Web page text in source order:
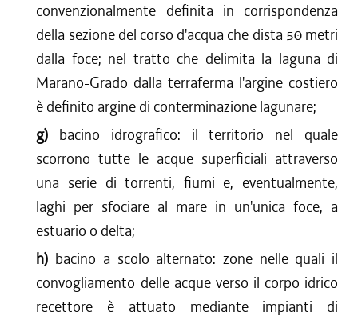
convenzionalmente definita in corrispondenza
della sezione del corso d'acqua che dista 50 metri
dalla foce; nel tratto che delimita la laguna di
Marano-Grado dalla terraferma l'argine costiero
è definito argine di conterminazione lagunare;
g) bacino idrografico: il territorio nel quale
scorrono tutte le acque superficiali attraverso
una serie di torrenti, fiumi e, eventualmente,
laghi per sfociare al mare in un'unica foce, a
estuario o delta;
h) bacino a scolo alternato: zone nelle quali il
convogliamento delle acque verso il corpo idrico
recettore è attuato mediante impianti di